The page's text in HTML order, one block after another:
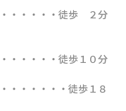
・・・・・徒歩　２分
・・・・・徒歩１０分
・・・・・・徒歩１８